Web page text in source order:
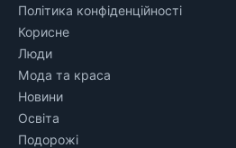
Політика конфіденційності
Корисне
Люди
Мода та краса
Новини
Освіта
Подорожі